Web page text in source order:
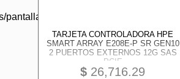
monotores
TARJETA CONTROLADORA HPE
SMART ARRAY E208E-P SR GEN10
2 PUERTOS EXTERNOS 12G SAS
PCIE
$ 26,716.29